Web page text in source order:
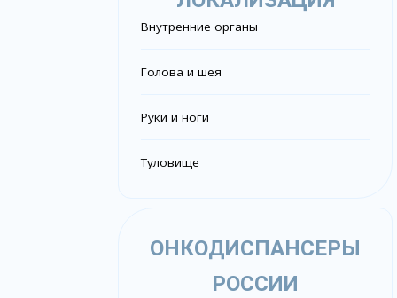
Внутренние органы
Голова и шея
Руки и ноги
Туловище
ОНКОДИСПАНСЕРЫ
РОССИИ